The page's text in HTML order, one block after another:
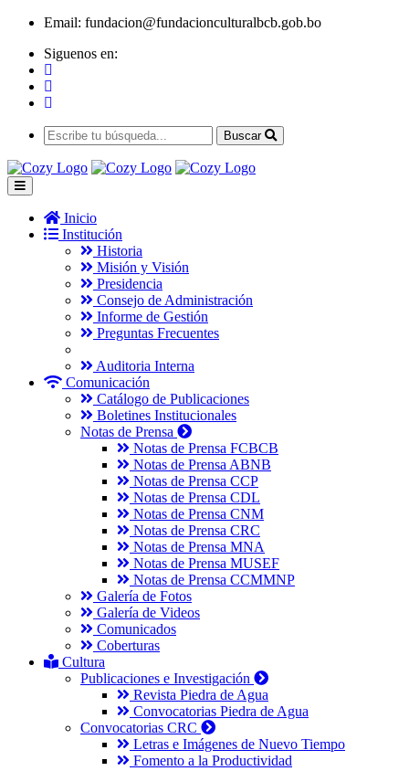
Email: fundacion@fundacionculturalbcb.gob.bo
Siguenos en:
Buscar
Inicio
Institución
Historia
Misión y Visión
Presidencia
Consejo de Administración
Informe de Gestión
Preguntas Frecuentes
Auditoria Interna
Comunicación
Catálogo de Publicaciones
Boletines Institucionales
Notas de Prensa
Notas de Prensa FCBCB
Notas de Prensa ABNB
Notas de Prensa CCP
Notas de Prensa CDL
Notas de Prensa CNM
Notas de Prensa CRC
Notas de Prensa MNA
Notas de Prensa MUSEF
Notas de Prensa CCMMNP
Galería de Fotos
Galería de Videos
Comunicados
Coberturas
Cultura
Publicaciones e Investigación
Revista Piedra de Agua
Convocatorias Piedra de Agua
Convocatorias CRC
Letras e Imágenes de Nuevo Tiempo
Fomento a la Productividad